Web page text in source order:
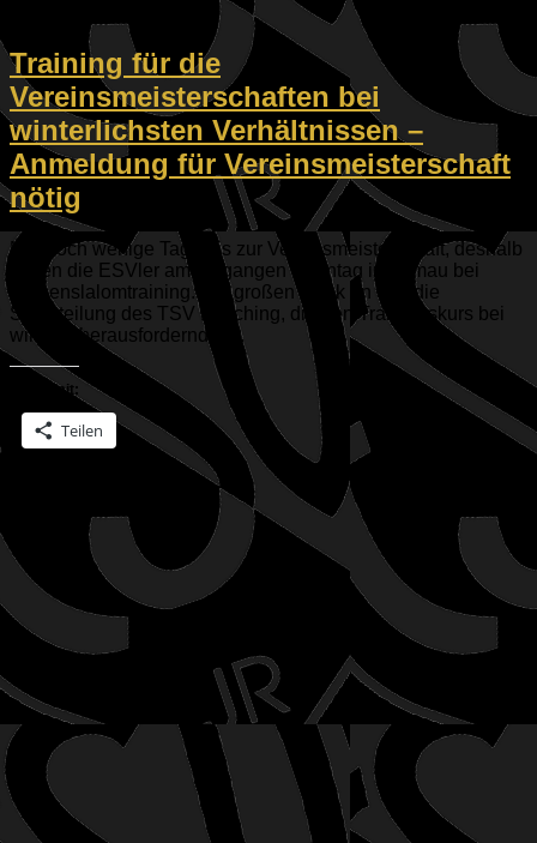
Training für die
Vereinsmeisterschaften bei
winterlichsten Verhältnissen –
Anmeldung für Vereinsmeisterschaft
nötig
Nur noch wenige Tage bis zur Vereinsmeisterschaft, deshalb
waren die ESVler am vergangen Sonntag in Ellmau bei
Riesenslalomtraining. Ein großen Dank an den die
Skiabteilung des TSV Kösching, die den Trainingskurs bei
wirklich herausfordernden...
Teilen mit:
Teilen